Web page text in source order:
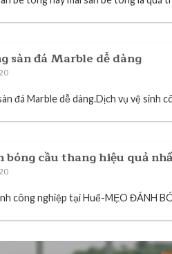
sàn đá Marble dễ dàng
đá Marble dễ dàng.Dịch vụ vệ sinh
bóng cầu thang hiệu quả
công nghiệp tại Huế-MẸO ĐÁNH